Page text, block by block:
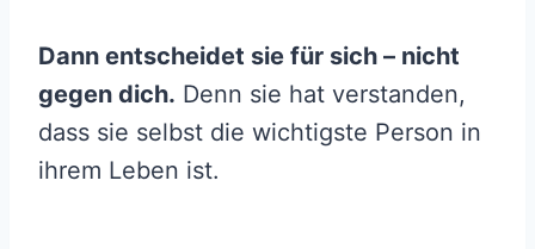
Dann entscheidet sie für sich – nicht
gegen dich. Denn sie hat verstanden,
dass sie selbst die wichtigste Person in
ihrem Leben ist.